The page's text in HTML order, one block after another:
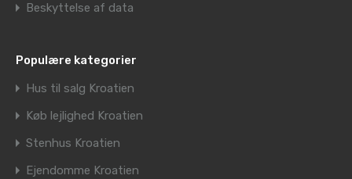
Beskyttelse af data
Populære kategorier
Hus til salg Kroatien
Køb lejlighed Kroatien
Stenhus Kroatien
Ejendomme Kroatien